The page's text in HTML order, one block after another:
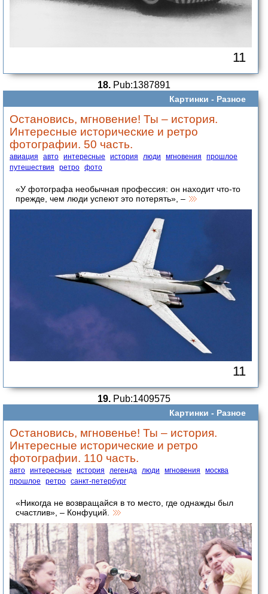
11
18. Pub:1387891
Картинки - Разное
Остановись, мгновение! Ты – история.
Интересные исторические и ретро
фотографии. 50 часть.
авиация авто интересные история люди мгновения
прошлое
путешествия
ретро фото
«У фотографа необычная профессия: он находит что-то
прежде, чем люди успеют это потерять», –
11
19. Pub:1409575
Картинки - Разное
Остановись, мгновенье! Ты – история.
Интересные исторические и ретро
фотографии. 110 часть.
авто интересные история легенда люди мгновения
москва
прошлое
ретро санкт-петербург
«Никогда не возвращайся в то место, где однажды был
счастлив», – Конфуций.